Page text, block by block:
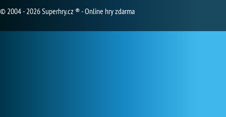
© 2004 - 2026 Superhry.cz ® - Online hry zdarma